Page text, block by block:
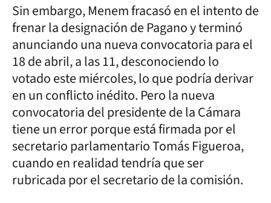
Sin embargo, Menem fracasó en el intento de
frenar la designación de Pagano y terminó
anunciando una nueva convocatoria para el
18 de abril, a las 11, desconociendo lo
votado este miércoles, lo que podría derivar
en un conflicto inédito. Pero la nueva
convocatoria del presidente de la Cámara
tiene un error porque está firmada por el
secretario parlamentario Tomás Figueroa,
cuando en realidad tendría que ser
rubricada por el secretario de la comisión.